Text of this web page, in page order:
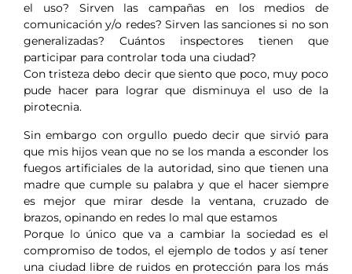
el uso? Sirven las campañas en los medios de
comunicación y/o redes? Sirven las sanciones si no son
generalizadas? Cuántos inspectores tienen que
participar para controlar toda una ciudad?
Con tristeza debo decir que siento que poco, muy poco
pude hacer para lograr que disminuya el uso de la
pirotecnia.
Sin embargo con orgullo puedo decir que sirvió para
que mis hijos vean que no se los manda a esconder los
fuegos artificiales de la autoridad, sino que tienen una
madre que cumple su palabra y que el hacer siempre
es mejor que mirar desde la ventana, cruzado de
brazos, opinando en redes lo mal que estamos
Porque lo único que va a cambiar la sociedad es el
compromiso de todos, el ejemplo de todos y así tener
una ciudad libre de ruidos en protección para los más